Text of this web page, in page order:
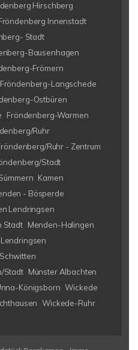
Hirschberg
Innenstadt
Stadt
Bausenhagen
Frömern
Fröndenberg-Langschede
Ostbüren
Fröndenberg-Warmen
Ruhr
Ruhr - Zentrum
Stadt
Kamen
- Bösperde
Lendringsen
Stadt Menden-Halingen
Stadt Münster Albachten
Königsborn Wickede
Wickede-Ruhr